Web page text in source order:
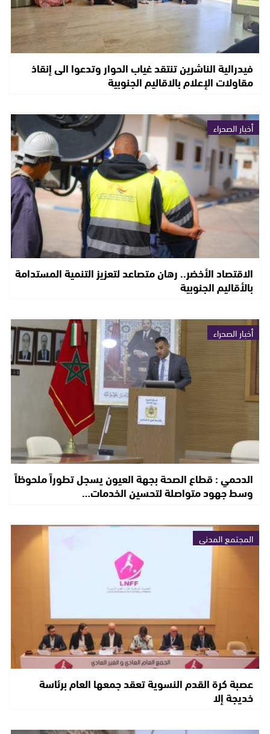
فيدرالية الناشرين تنتقد غياب الحوار وتدعوا الى إنقاذ
مقاولات الإعلام بالاقاليم الجنوبية
أخبار الصحراء
الاقتصاد الأخضر.. رهان متصاعد لتعزيز التنمية المستدامة
بالأقاليم الجنوبية
أخبار الصحراء
الدحمي : قطاع الصحة بجهة العيون يسجل تطوراً ملحوظاً
وسط جهود متواصلة لتحسين الخدمات…
المجتمع المدني
عصبة كرة القدم النسوية تعقد جمعها العام برئاسة
خديجة إلا